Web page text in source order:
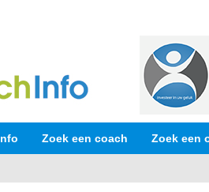
Zoek een coach Zoek een